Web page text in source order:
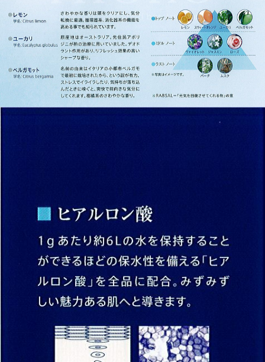
【単価】
【容量】2ml
【備考】ヒアルロン酸（保湿成分）配合・ビタミンＢ6（皮脂抑制成分）配合
肌にたっぷりと潤いを与える使い心地のさっぱりしたローションです。みずみず
しい魅力ある肌へと導きます。
※ポーラ商品は転売禁止となっております。
無料提供品が付属する商品について